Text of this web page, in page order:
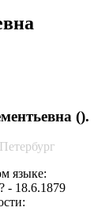
().
языке:
- 18.6.1879